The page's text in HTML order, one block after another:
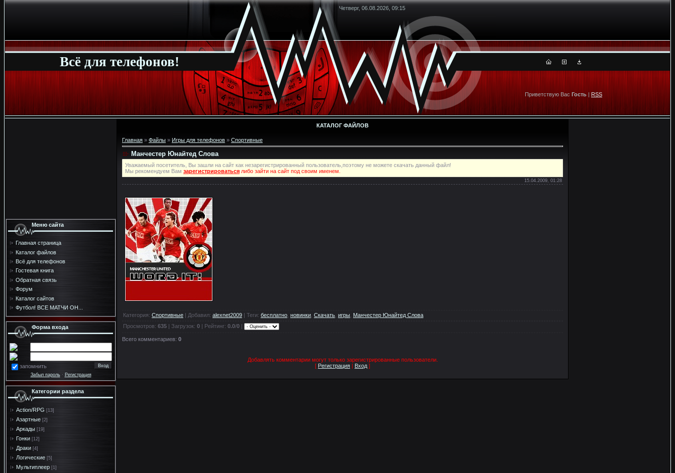
Четверг, 06.08.2026, 09:15
Всё для телефонов!
Приветствую Вас Гость | RSS
Меню сайта
Главная страница
Каталог файлов
Всё для телефонов
Гостевая книга
Обратная связь
Форум
Каталог сайтов
Футбол! ВСЕ МАТЧИ ОН...
Форма входа
запомнить
Забыл пароль· Регистрация
Категории раздела
Action/RPG [13]
Азартные [2]
Аркады [19]
Гонки [12]
Драки [4]
Логические [5]
Мультиплеер [1]
КАТАЛОГ ФАЙЛОВ
Главная » Файлы » Игры для телефонов » Спортивные
Манчестер Юнайтед Слова
Уважаемый посетитель, Вы зашли на сайт как незарегистрированный пользователь,поэтому не можете скачать данный файл!
Мы рекомендуем Вам зарегистрироваться либо зайти на сайт под своим именем.
15.04.2009, 01:28
Категория: Спортивные | Добавил: alexnet2009 | Теги: бесплатно новинки Скачать игры Манчестер Юнайтед Слова
Просмотров: 635 | Загрузок: 0 | Рейтинг: 0.0/0 |
Всего комментариев: 0
Добавлять комментарии могут только зарегистрированные пользователи.
[ Регистрация | Вход ]